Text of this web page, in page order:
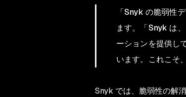
「Snyk の脆弱性
ます。「Snyk は
ーションを提供し
います。これこそ
Snyk では、脆弱性の解